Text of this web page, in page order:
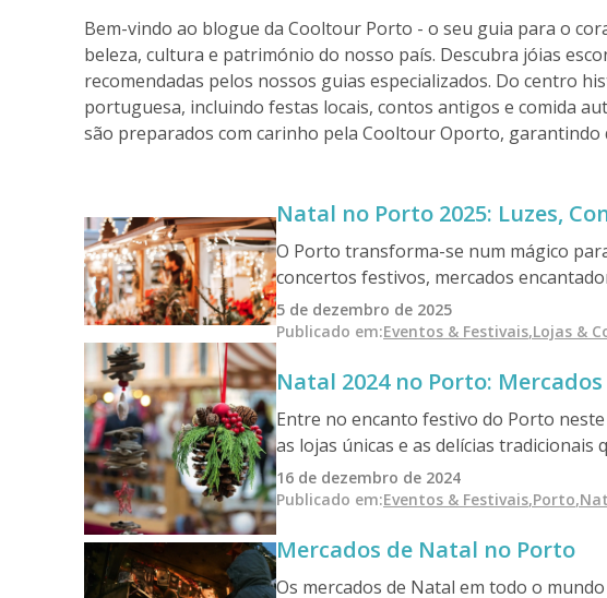
Bem-vindo ao blogue da Cooltour Porto - o seu guia para o
beleza, cultura e património do nosso país. Descubra jóias
recomendadas pelos nossos guias especializados. Do centro
portuguesa, incluindo festas locais, contos antigos e comida
são preparados com carinho pela Cooltour Oporto,
Natal no Porto 2025: Luzes,
O Porto transforma-se num mágico
concertos festivos, mercados
descobrir os melhores eventos,
Oporto e autênticos sabores natalícios
5 de dezembro de 2025
Publicado em:Eventos & Festivais,Lojas &
Natal 2024 no Porto: Mercados
Entre no encanto festivo do Porto
as lojas únicas e as delícias tradicionais
16 de dezembro de 2024
Publicado em:Eventos & Festivais,Porto,
Mercados de Natal no Porto
Os mercados de Natal em todo o